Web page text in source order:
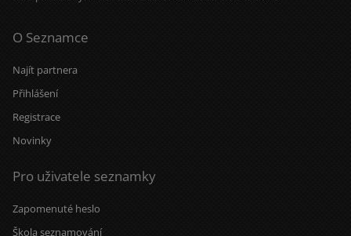
O Seznamce
Najít partnera
Přihlášení
Registrace
Novinky
Pro uživatele seznamky
Zapomenuté heslo
Škola seznamování